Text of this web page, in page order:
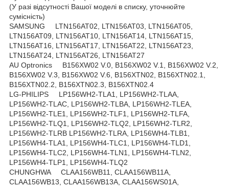
(У разі відсутності Вашої моделі в списку, уточнюйте
сумісність)
SAMSUNG LTN156AT02, LTN156AT03, LTN156AT05,
LTN156AT09, LTN156AT10, LTN156AT14, LTN156AT15,
LTN156AT16, LTN156AT17, LTN156AT22, LTN156AT23,
LTN156AT24, LTN156AT26, LTN156AT27
AU Optronics B156XW02 V.0, B156XW02 V.1, B156XW02 V.2,
B156XW02 V.3, B156XW02 V.6, B156XTN02, B156XTN02.1,
B156XTN02.2, B156XTN02.3, B156XTN02.4
LG-PHILIPS LP156WH2-TLA1, LP156WH2-TLAA,
LP156WH2-TLAC, LP156WH2-TLBA, LP156WH2-TLEA,
LP156WH2-TLE1, LP156WH2-TLF1, LP156WH2-TLFA,
LP156WH2-TLQ1, LP156WH2-TLQ2, LP156WH2-TLR2,
LP156WH2-TLRB LP156WH2-TLRA, LP156WH4-TLB1,
LP156WH4-TLA1, LP156WH4-TLC1, LP156WH4-TLD1,
LP156WH4-TLC2, LP156WH4-TLN1, LP156WH4-TLN2,
LP156WH4-TLP1, LP156WH4-TLQ2
CHUNGHWA CLAA156WB11, CLAA156WB11A,
CLAA156WB13, CLAA156WB13A, CLAA156WS01A,